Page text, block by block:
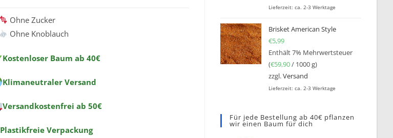
Ohne Zucker
Ohne Knoblauch
Kostenloser Baum ab 40€
Klimaneutraler Versand
Versandkostenfrei ab 50€
Plastikfreie Verpackung
Lieferzeit: ca. 2-3 Werktage
Brisket American Style
€5,99
Enthält 7% Mehrwertsteuer
(€59,90/ 1000 g)
zzgl.Versand
Lieferzeit: ca. 2-3 Werktage
Für jede Bestellung ab 40€ pflanzen
wir einen Baum für dich